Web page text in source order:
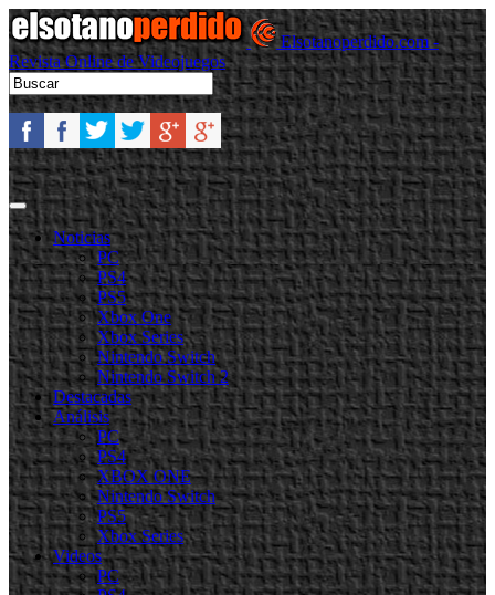
Elsotanoperdido.com -
Revista Online de Videojuegos
Noticias
PC
PS4
PS5
Xbox One
Xbox Series
Nintendo Switch
Nintendo Switch 2
Destacadas
Análisis
PC
PS4
XBOX ONE
Nintendo Switch
PS5
Xbox Series
Videos
PC